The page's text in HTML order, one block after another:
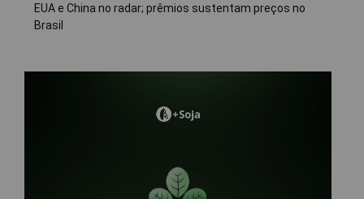
EUA e China no radar; prêmios sustentam preços no
Brasil